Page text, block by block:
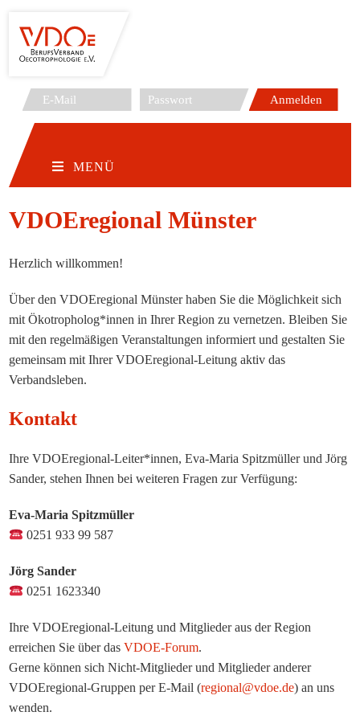
Inhalt
springen
MENÜ
VDOEregional Münster
Herzlich willkommen!
Über den VDOEregional Münster haben Sie die Möglichkeit sich
mit Ökotropholog*innen in Ihrer Region zu vernetzen. Bleiben Sie
mit den regelmäßigen Veranstaltungen informiert und gestalten Sie
gemeinsam mit Ihrer VDOEregional-Leitung aktiv das
Verbandsleben.
Kontakt
Ihre VDOEregional-Leiter*innen, Eva-Maria Spitzmüller und Jörg
Sander, stehen Ihnen bei weiteren Fragen zur Verfügung:
Eva-Maria Spitzmüller
0251 933 99 587
Jörg Sander
0251 1623340
Ihre VDOEregional-Leitung und Mitglieder aus der Region
erreichen Sie über dasVDOE-Forum.
Gerne können sich Nicht-Mitglieder und Mitglieder anderer
VDOEregional-Gruppen per E-Mail (regional@vdoe.de) an uns
wenden.